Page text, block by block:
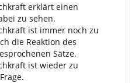
erklärt einen
zu sehen.
ist immer noch zu
die Reaktion des
Sätze.
ist wieder zu